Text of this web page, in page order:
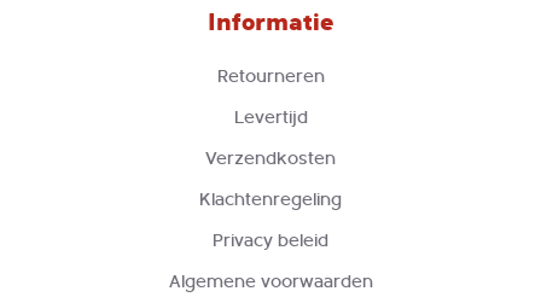
Informatie
Retourneren
Levertijd
Verzendkosten
Klachtenregeling
Privacy beleid
Algemene voorwaarden